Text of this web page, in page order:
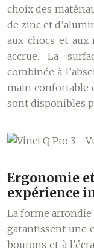
choix des
de zinc et
aux chocs et aux
accrue. La
combinée à
main confortable
sont disponibles
Ergonomie
expérience
La forme arrondie
garantissent une
boutons et à